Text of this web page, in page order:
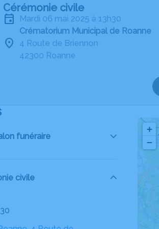
Cérémonie civile
mardi 06 mai 2025 à 13h30
Crématorium Municipal de Roanne
4 Route de Briennon
42300 Roanne
funéraire
civile
+
−